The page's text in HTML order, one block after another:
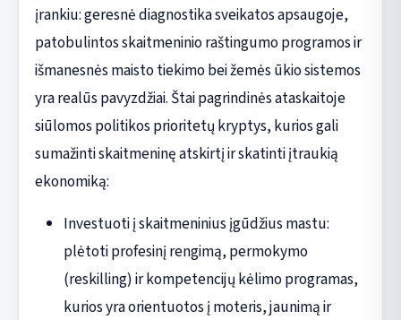
įrankiu: geresnė diagnostika sveikatos apsaugoje,
patobulintos skaitmeninio raštingumo programos ir
išmanesnės maisto tiekimo bei žemės ūkio sistemos
yra realūs pavyzdžiai. Štai pagrindinės ataskaitoje
siūlomos politikos prioritetų kryptys, kurios gali
sumažinti skaitmeninę atskirtį ir skatinti įtraukią
ekonomiką:
Investuoti į skaitmeninius įgūdžius mastu:
plėtoti profesinį rengimą, permokymo
(reskilling) ir kompetencijų kėlimo programas,
kurios yra orientuotos į moteris, jaunimą ir